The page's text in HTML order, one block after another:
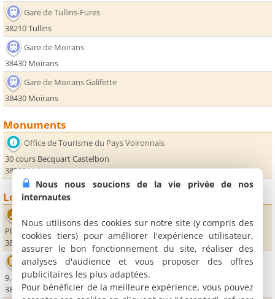
Gare de Tullins-Fures
38210 Tullins
Gare de Moirans
38430 Moirans
Gare de Moirans Galifette
38430 Moirans
Monuments
Office de Tourisme du Pays Voironnais
30 cours Becquart Castelbon
38500 Voiron
Loisirs
Place des Arcades
38500 Voiron
Cinéma Le Royal
9, avenue Jean-Jaurès
38500 Voiron
Nous nous soucions de la vie privée de nos
internautes
Nous utilisons des cookies sur notre site (y compris des
cookies tiers) pour améliorer l'expérience utilisateur,
assurer le bon fonctionnement du site, réaliser des
analyses d'audience et vous proposer des offres
publicitaires les plus adaptées.
Pour bénéficier de la meilleure expérience, vous pouvez